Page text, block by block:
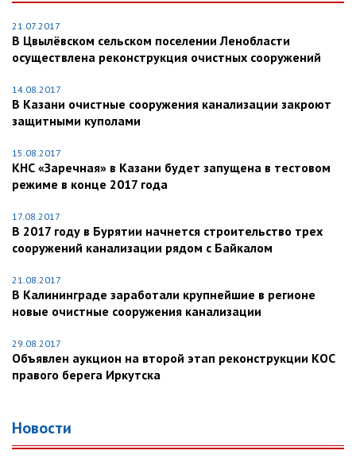
21.07.2017
В Цвылёвском сельском поселении Ленобласти
осуществлена реконструкция очистных сооружений
14.08.2017
В Казани очистные сооружения канализации закроют
защитными куполами
15.08.2017
КНС «Заречная» в Казани будет запущена в тестовом
режиме в конце 2017 года
17.08.2017
В 2017 году в Бурятии начнется строительство трех
сооружений канализации рядом с Байкалом
21.08.2017
В Калининграде заработали крупнейшие в регионе
новые очистные сооружения канализации
29.08.2017
Объявлен аукцион на второй этап реконструкции КОС
правого берега Иркутска
Новости